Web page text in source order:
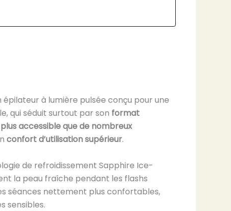
épilateur à lumière pulsée conçu pour une
qui séduit surtout par son format
accessible que de nombreux
confort d’utilisation supérieur.
de refroidissement Sapphire Ice-
la peau fraîche pendant les flashs
séances nettement plus confortables,
sensibles.